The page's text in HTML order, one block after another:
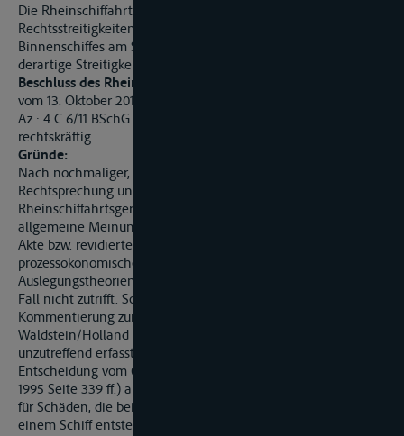
Die Rheinschiffahrtsgerichte sind nicht zuständig für
Rechtsstreitigkeiten über Schäden, die beim Beladen eines
Binnenschiffes am Schiff entstanden sind. Zuständig für
derartige Streitigkeiten sind die Schiffahrtsgerichte.
Beschluss des Rheinschiffahrtsgericht St. Goar
vom 13. Oktober 2011
Az.: 4 C 6/11 BSchG
rechtskräftig
Gründe:
Nach nochmaliger, intensiver Überprüfung von
Rechtsprechung und Literatur zur Frage der Zuständigkeit des
Rheinschiffahrtsgerichts hat sich herausgestellt, dass die
allgemeine Meinung, Artikel 34 Abs. 2 c der Mannheimer
Akte bzw. revidierten Rheinschiffahrtssakte sei aus
prozessökonomischen Gründen sowie den einschlägigen
Auslegungstheorien sehr weit auszulegen, auf vorliegenden
Fall nicht zutrifft. So ist bspw. der vorliegende Fall in der
Kommentierung zum Binnenschiffahrtsrecht bei von
Waldstein/Holland im Stichwortregister zu Artikel 34 (MA)
unzutreffend erfasst. Der Bundesgerichtshof hat dazu in seiner
Entscheidung vom 06.03.1995 (Az.: II ZR 37/94, Transportrecht
1995 Seite 339 ff.) ausdrücklich erwähnt, dass die Ersatzpflicht
für Schäden, die bei der Beladung oder dem Löschen an
einem Schiff entstehen, nicht zu den bürgerlich-rechtlichen